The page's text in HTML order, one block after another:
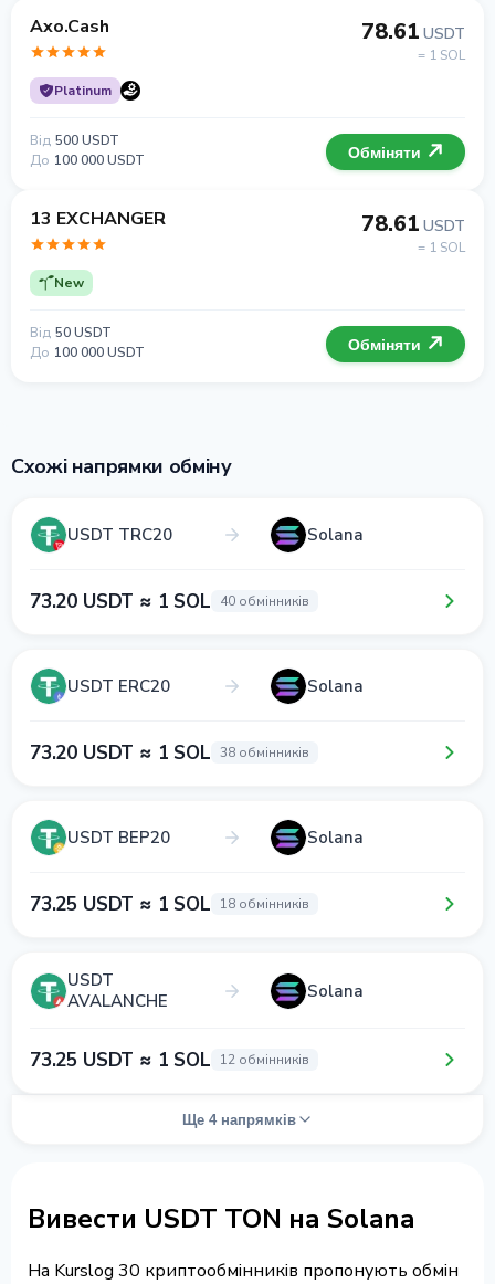
Axo.Cash
Platinum
78.61 USDT
= 1 SOL
Від 500 USDT
До 100 000 USDT Обміняти
13 EXCHANGER
New
78.61 USDT
= 1 SOL
Від 50 USDT
До 100 000 USDT Обміняти
Схожі напрямки обміну
USDT TRC20 Solana
73.20 USDT ≈ 1 SOL 40 обмінників
USDT ERC20 Solana
73.20 USDT ≈ 1 SOL 38 обмінників
USDT BEP20 Solana
73.25 USDT ≈ 1 SOL 18 обмінників
USDT
AVALANCHE
Solana
73.25 USDT ≈ 1 SOL 12 обмінників
Ще 4 напрямків
Вивести USDT TON на Solana
На Kurslog 30 криптообмінників пропонують обмін